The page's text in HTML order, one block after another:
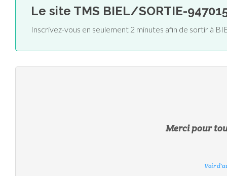
Le site TMS BIEL/SORTIE-
Inscrivez-vous en seulement 2 minutes afin de sortir à
Merci pour
Voir
Voir
Voir